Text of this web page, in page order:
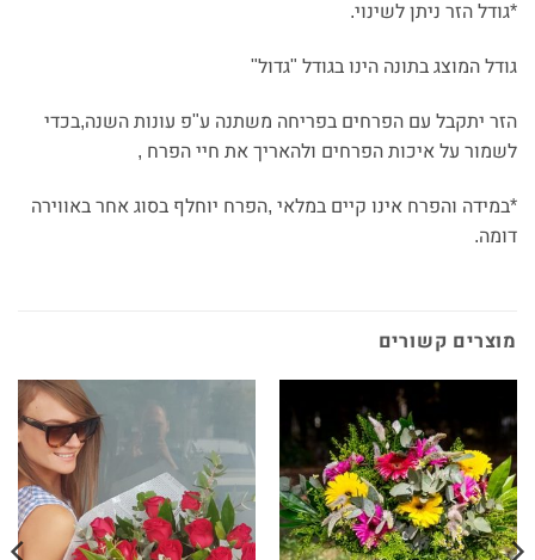
*גודל הזר ניתן לשינוי.
גודל המוצג בתונה הינו בגודל "גדול"
הזר יתקבל עם הפרחים בפריחה משתנה ע"פ עונות השנה,בכדי
לשמור על איכות הפרחים ולהאריך את חיי הפרח ,
*במידה והפרח אינו קיים במלאי ,הפרח יוחלף בסוג אחר באווירה
דומה.
מוצרים קשורים